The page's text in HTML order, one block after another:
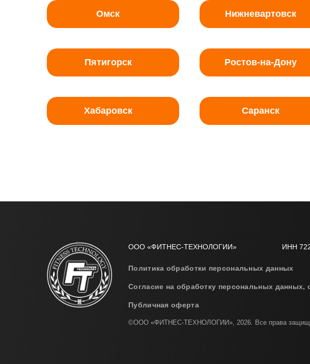
Саранск
Хабаровск
Пятигорск
Омск
Ростов-на-Дону
Нижневартовск
Публичная оферта
Согласие на обработку персональных
Политика обработки персональных данных
ИНН
©ООО «ФИТНЕС-ТЕХНОЛОГИИ», 2026. Все права
ООО «ФИТНЕС-ТЕХНОЛОГИИ»